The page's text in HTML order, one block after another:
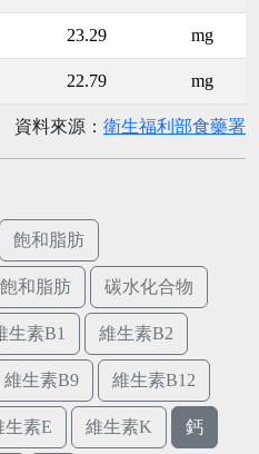
23.29 mg
22.79 mg
資料來源： 衛生福利部食藥署
飽和脂肪
和脂肪 碳水化合物
生素B1 維生素B2
維生素B9 維生素B12
生素E 維生素K 鈣